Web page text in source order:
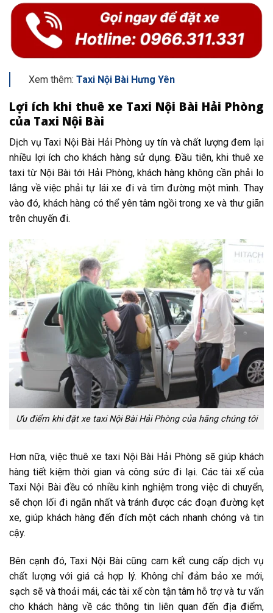
Xem thêm: Taxi Nội Bài Hưng Yên
Lợi ích khi thuê xe Taxi Nội Bài Hải Phòng
của Taxi Nội Bài
Dịch vụ Taxi Nội Bài Hải Phòng uy tín và chất lượng đem lại
nhiều lợi ích cho khách hàng sử dụng. Đầu tiên, khi thuê xe
taxi từ Nội Bài tới Hải Phòng, khách hàng không cần phải lo
lắng về việc phải tự lái xe đi và tìm đường một mình. Thay
vào đó, khách hàng có thể yên tâm ngồi trong xe và thư giãn
trên chuyến đi.
Ưu điểm khi đặt xe taxi Nội Bài Hải Phòng của hãng chúng tôi
Hơn nữa, việc thuê xe taxi Nội Bài Hải Phòng sẽ giúp khách
hàng tiết kiệm thời gian và công sức đi lại. Các tài xế của
Taxi Nội Bài đều có nhiều kinh nghiệm trong việc di chuyển,
sẽ chọn lối đi ngắn nhất và tránh được các đoạn đường kẹt
xe, giúp khách hàng đến đích một cách nhanh chóng và tin
cậy.
Bên cạnh đó, Taxi Nội Bài cũng cam kết cung cấp dịch vụ
chất lượng với giá cả hợp lý. Không chỉ đảm bảo xe mới,
sạch sẽ và thoải mái, các tài xế còn tận tâm hỗ trợ và tư vấn
cho khách hàng về các thông tin liên quan đến địa điểm,